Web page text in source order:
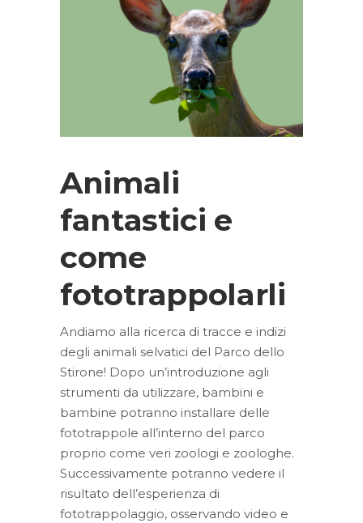
Animali
fantastici e
come
fototrappolarli
Andiamo alla ricerca di tracce e indizi
degli animali selvatici del Parco dello
Stirone! Dopo un’introduzione agli
strumenti da utilizzare, bambini e
bambine potranno installare delle
fototrappole all’interno del parco
proprio come veri zoologi e zoologhe.
Successivamente potranno vedere il
risultato dell’esperienza di
fototrappolaggio, osservando video e